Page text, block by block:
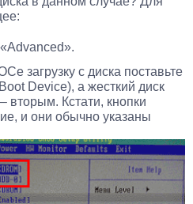
загрузку с диска поставьте
Device), а жесткий диск
вторым. Кстати, кнопки
и они обычно указаны